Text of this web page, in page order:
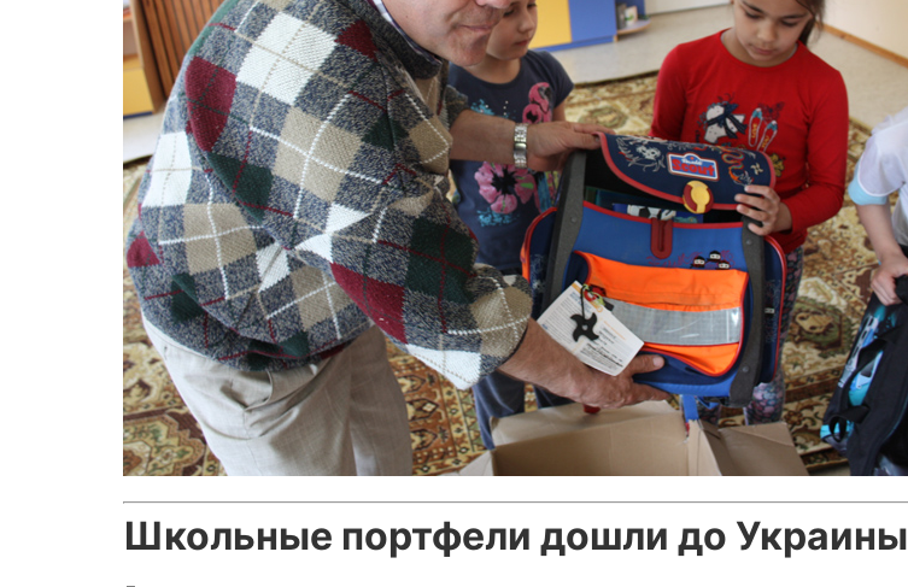
Школьные портфели дошли до Украины